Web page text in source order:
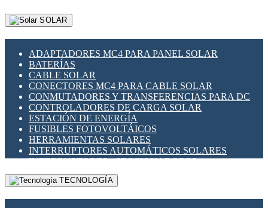
SOLAR
ADAPTADORES MC4 PARA PANEL SOLAR
BATERÍAS
CABLE SOLAR
CONECTORES MC4 PARA CABLE SOLAR
CONMUTADORES Y TRANSFERENCIAS PARA DC
CONTROLADORES DE CARGA SOLAR
ESTACIÓN DE ENERGÍA
FUSIBLES FOTOVOLTÁICOS
HERRAMIENTAS SOLARES
INTERRUPTORES AUTOMÁTICOS SOLARES
INTERRUPTORES - SECCIONADORES
FOTOVOLTÁICOS
MONTAJE PANEL SOLAR
TECNOLOGÍA